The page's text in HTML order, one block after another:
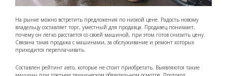
На рынке можно встретить предложения по низкой цене. Радость новому
владельцу составляет торг, уместный для продавца. Продавец понимает,
почему он легко расстается со своей машиной, при этом готов снизить цену.
Связана такая продажа с машинами, за обслуживание и ремонт которых
приходится переплачивать.
Составлен рейтинг авто, которые не стоит приобретать. Выявляются такие